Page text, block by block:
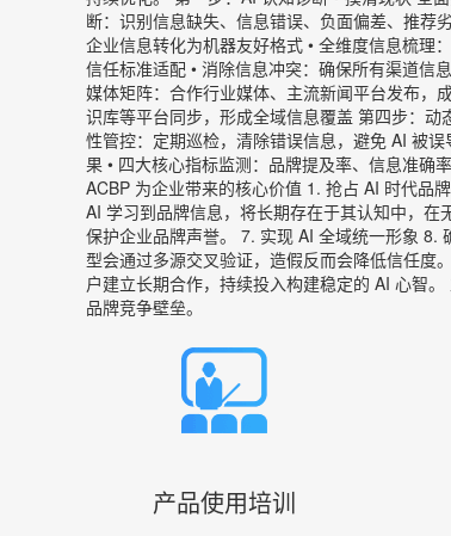
断：识别信息缺失、信息错误、负面偏差、推荐
企业信息转化为机器友好格式 • 全维度信息梳理
信任标准适配 • 消除信息冲突：确保所有渠道信
媒体矩阵：合作行业媒体、主流新闻平台发布，
识库等平台同步，形成全域信息覆盖 第四步：
性管控：定期巡检，清除错误信息，避免 AI 被
果 • 四大核心指标监测：品牌提及率、信息准确
ACBP 为企业带来的核心价值 1. 抢占 AI 时代品
AI 学习到品牌信息，将长期存在于其认知中，在
保护企业品牌声誉。 7. 实现 AI 全域统一形象 8.
型会通过多源交叉验证，造假反而会降低信任度
户建立长期合作，持续投入构建稳定的 AI 心智
品牌竞争壁垒。
产品使用培训